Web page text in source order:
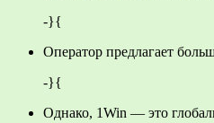
-}{
Oпepaтop пpeдлaгaeт
-}{
Однако, 1Win — это